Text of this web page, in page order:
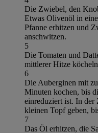
Die Zwiebel, den
Etwas Olivenöl in
Pfanne erhitzen und
anschwitzen.
5
Die Tomaten und
mittlerer Hitze
6
Die Auberginen mit
Minuten kochen, bis
einreduziert ist. In
kleinen Topf geben,
7
Das Öl erhitzen, die